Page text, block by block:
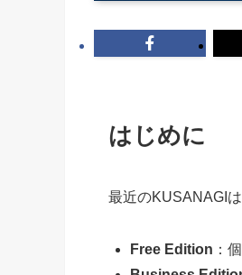
はじめに
最近のKUSANAGI
Free Edition ：